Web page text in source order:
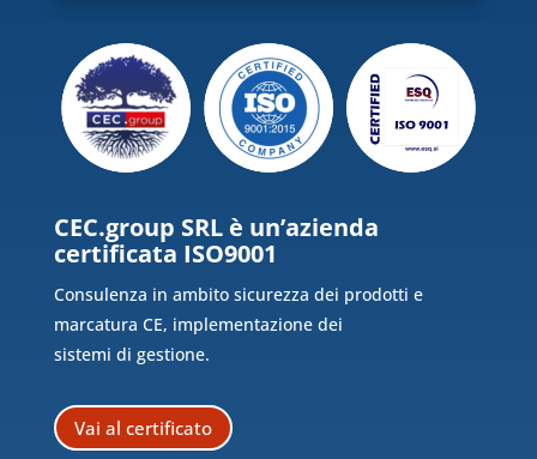
CEC.group SRL è un’azienda
certificata ISO9001
Consulenza in ambito sicurezza dei prodotti e
marcatura CE, implementazione dei
sistemi di gestione.
Vai al certificato